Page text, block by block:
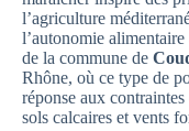
l’agriculture
l’autonomie
de la commune de
Rhône, où ce type de
réponse aux
sols calcaires et vents